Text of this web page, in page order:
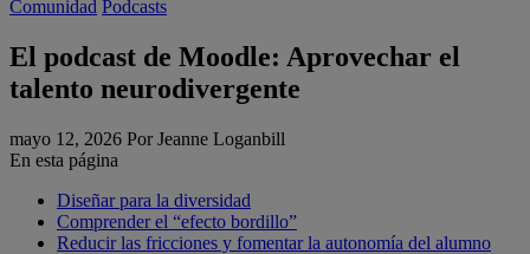
Comunidad Podcasts
El podcast de Moodle: Aprovechar el
talento neurodivergente
mayo 12, 2026 Por Jeanne Loganbill
En esta página
Diseñar para la diversidad
Comprender el “efecto bordillo”
Reducir las fricciones y fomentar la autonomía del alumno